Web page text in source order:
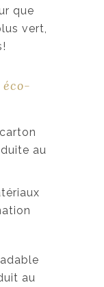
que
vert,
au
au